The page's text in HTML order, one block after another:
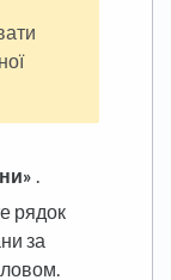
рядок
за